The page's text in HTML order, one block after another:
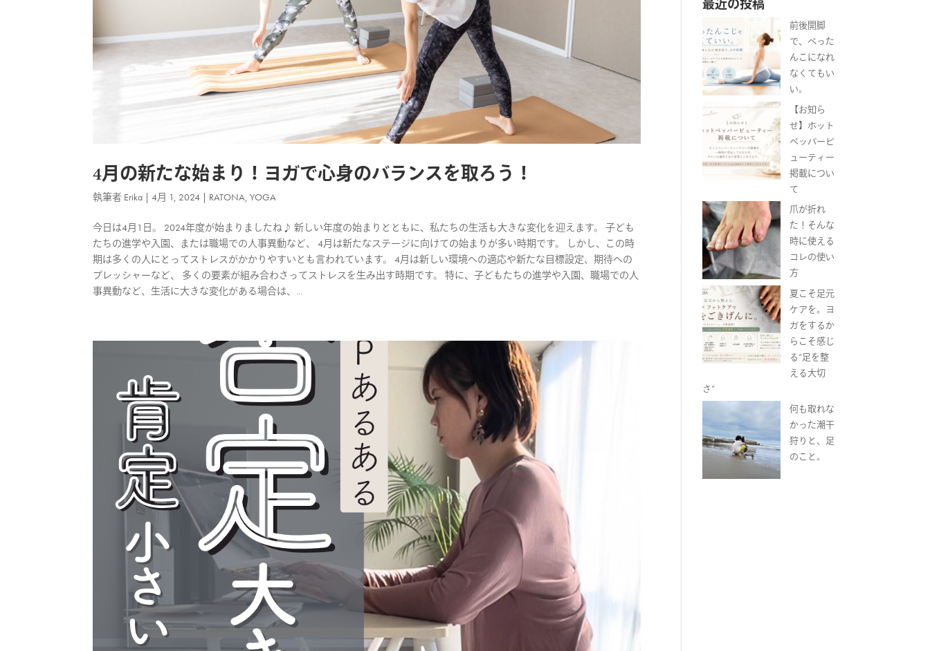
4月の新たな始まり！ヨガで心身のバランスを取ろう！
執筆者 Erika |4月 1, 2024 | RATONA,YOGA
今日は4月1日。 2024年度が始まりましたね♪ 新しい年度の始まりとともに、私たちの生活も大きな変化を迎えます。 子ども
たちの進学や入園、または職場での人事異動など、 4月は新たなステージに向けての始まりが多い時期です。 しかし、この時
期は多くの人にとってストレスがかかりやすいとも言われています。 4月は新しい環境への適応や新たな目標設定、期待への
プレッシャーなど、 多くの要素が組み合わさってストレスを生み出す時期です。 特に、子どもたちの進学や入園、職場での人
事異動など、生活に大きな変化がある場合は、...
最近の投稿
前後開脚
で、ぺった
んこになれ
なくてもい
い。
【お知ら
せ】ホット
ペッパービ
ューティー
掲載につい
て
爪が折れ
た！そんな
時に使える
コレの使い
方
夏こそ足元
ケアを。ヨ
ガをするか
らこそ感じ
る“足を整
える大切
さ”
何も取れな
かった潮干
狩りと、足
のこと。